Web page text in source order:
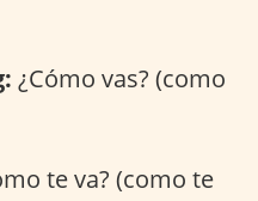
¿Cómo vas? (como
te va? (como te